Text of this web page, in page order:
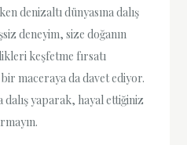
denizaltı dünyasına dalış
deneyim, size doğanın
keşfetme fırsatı
maceraya da davet ediyor.
dalış yaparak, hayal ettiğiniz